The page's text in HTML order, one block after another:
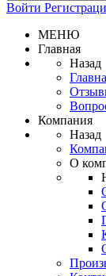
Войти
МЕНЮ
Главная
Назад
Компания
Назад
О